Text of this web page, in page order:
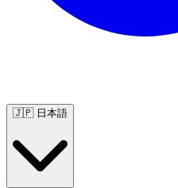
🇯🇵 日本語